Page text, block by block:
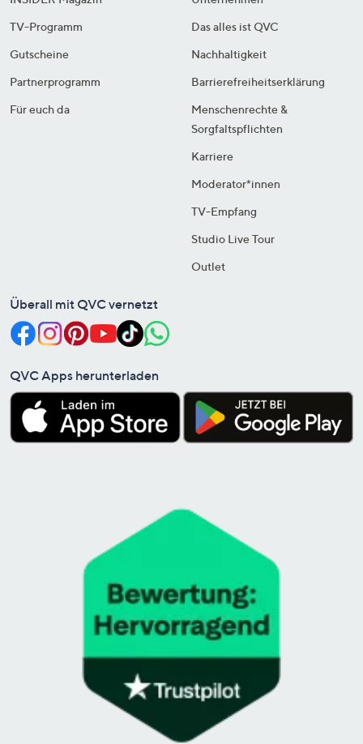
TV-Programm
Gutscheine
Partnerprogramm
Für euch da
Das alles ist QVC
Nachhaltigkeit
Barrierefreiheitserklärung
Menschenrechte &
Sorgfaltspflichten
Karriere
Moderator*innen
TV-Empfang
Studio Live Tour
Outlet
Überall mit QVC vernetzt
QVC Apps herunterladen